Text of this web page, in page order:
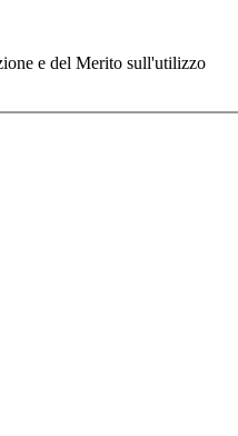
e del Merito sull'utilizzo